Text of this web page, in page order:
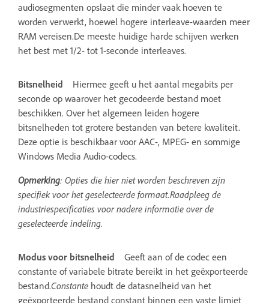
audiosegmenten opslaat die minder vaak hoeven te
worden verwerkt, hoewel hogere interleave-waarden meer
RAM vereisen.De meeste huidige harde schijven werken
het best met 1/2- tot 1-seconde interleaves.
Bitsnelheid
Hiermee geeft u het aantal megabits per
seconde op waarover het gecodeerde bestand moet
beschikken. Over het algemeen leiden hogere
bitsnelheden tot grotere bestanden van betere kwaliteit.
Deze optie is beschikbaar voor AAC-, MPEG- en sommige
Windows Media Audio-codecs.
Opmerking: Opties die hier niet worden beschreven zijn
specifiek voor het geselecteerde formaat.Raadpleeg de
industriespecificaties voor nadere informatie over de
geselecteerde indeling.
Modus voor bitsnelheid
Geeft aan of de codec een
constante of variabele bitrate bereikt in het geëxporteerde
bestand.Constante houdt de datasnelheid van het
geëxporteerde bestand constant binnen een vaste limiet